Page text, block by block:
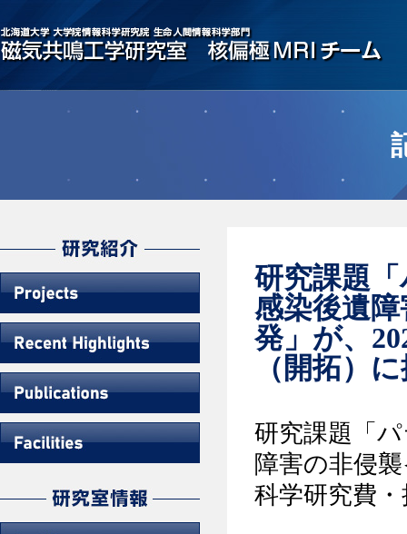
研究課題
感染後遺
発」が、
（開拓）
研究課題「
障害の非侵
科学研究費